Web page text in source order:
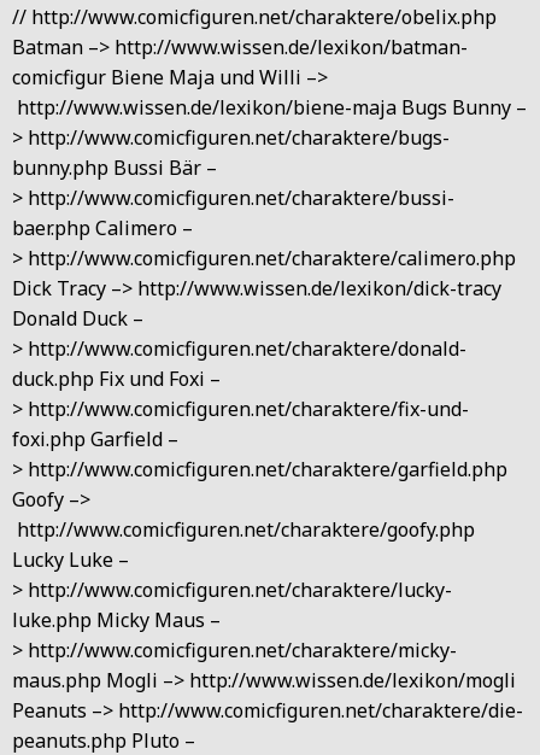
// http://www.comicfiguren.net/charaktere/obelix.php
Batman –> http://www.wissen.de/lexikon/batman-
comicfigur Biene Maja und Willi –>
http://www.wissen.de/lexikon/biene-maja Bugs Bunny –
> http://www.comicfiguren.net/charaktere/bugs-
bunny.php Bussi Bär –
> http://www.comicfiguren.net/charaktere/bussi-
baer.php Calimero –
> http://www.comicfiguren.net/charaktere/calimero.php
Dick Tracy –> http://www.wissen.de/lexikon/dick-tracy
Donald Duck –
> http://www.comicfiguren.net/charaktere/donald-
duck.php Fix und Foxi –
> http://www.comicfiguren.net/charaktere/fix-und-
foxi.php Garfield –
> http://www.comicfiguren.net/charaktere/garfield.php
Goofy –>
http://www.comicfiguren.net/charaktere/goofy.php
Lucky Luke –
> http://www.comicfiguren.net/charaktere/lucky-
luke.php Micky Maus –
> http://www.comicfiguren.net/charaktere/micky-
maus.php Mogli –> http://www.wissen.de/lexikon/mogli
Peanuts –> http://www.comicfiguren.net/charaktere/die-
peanuts.php Pluto –